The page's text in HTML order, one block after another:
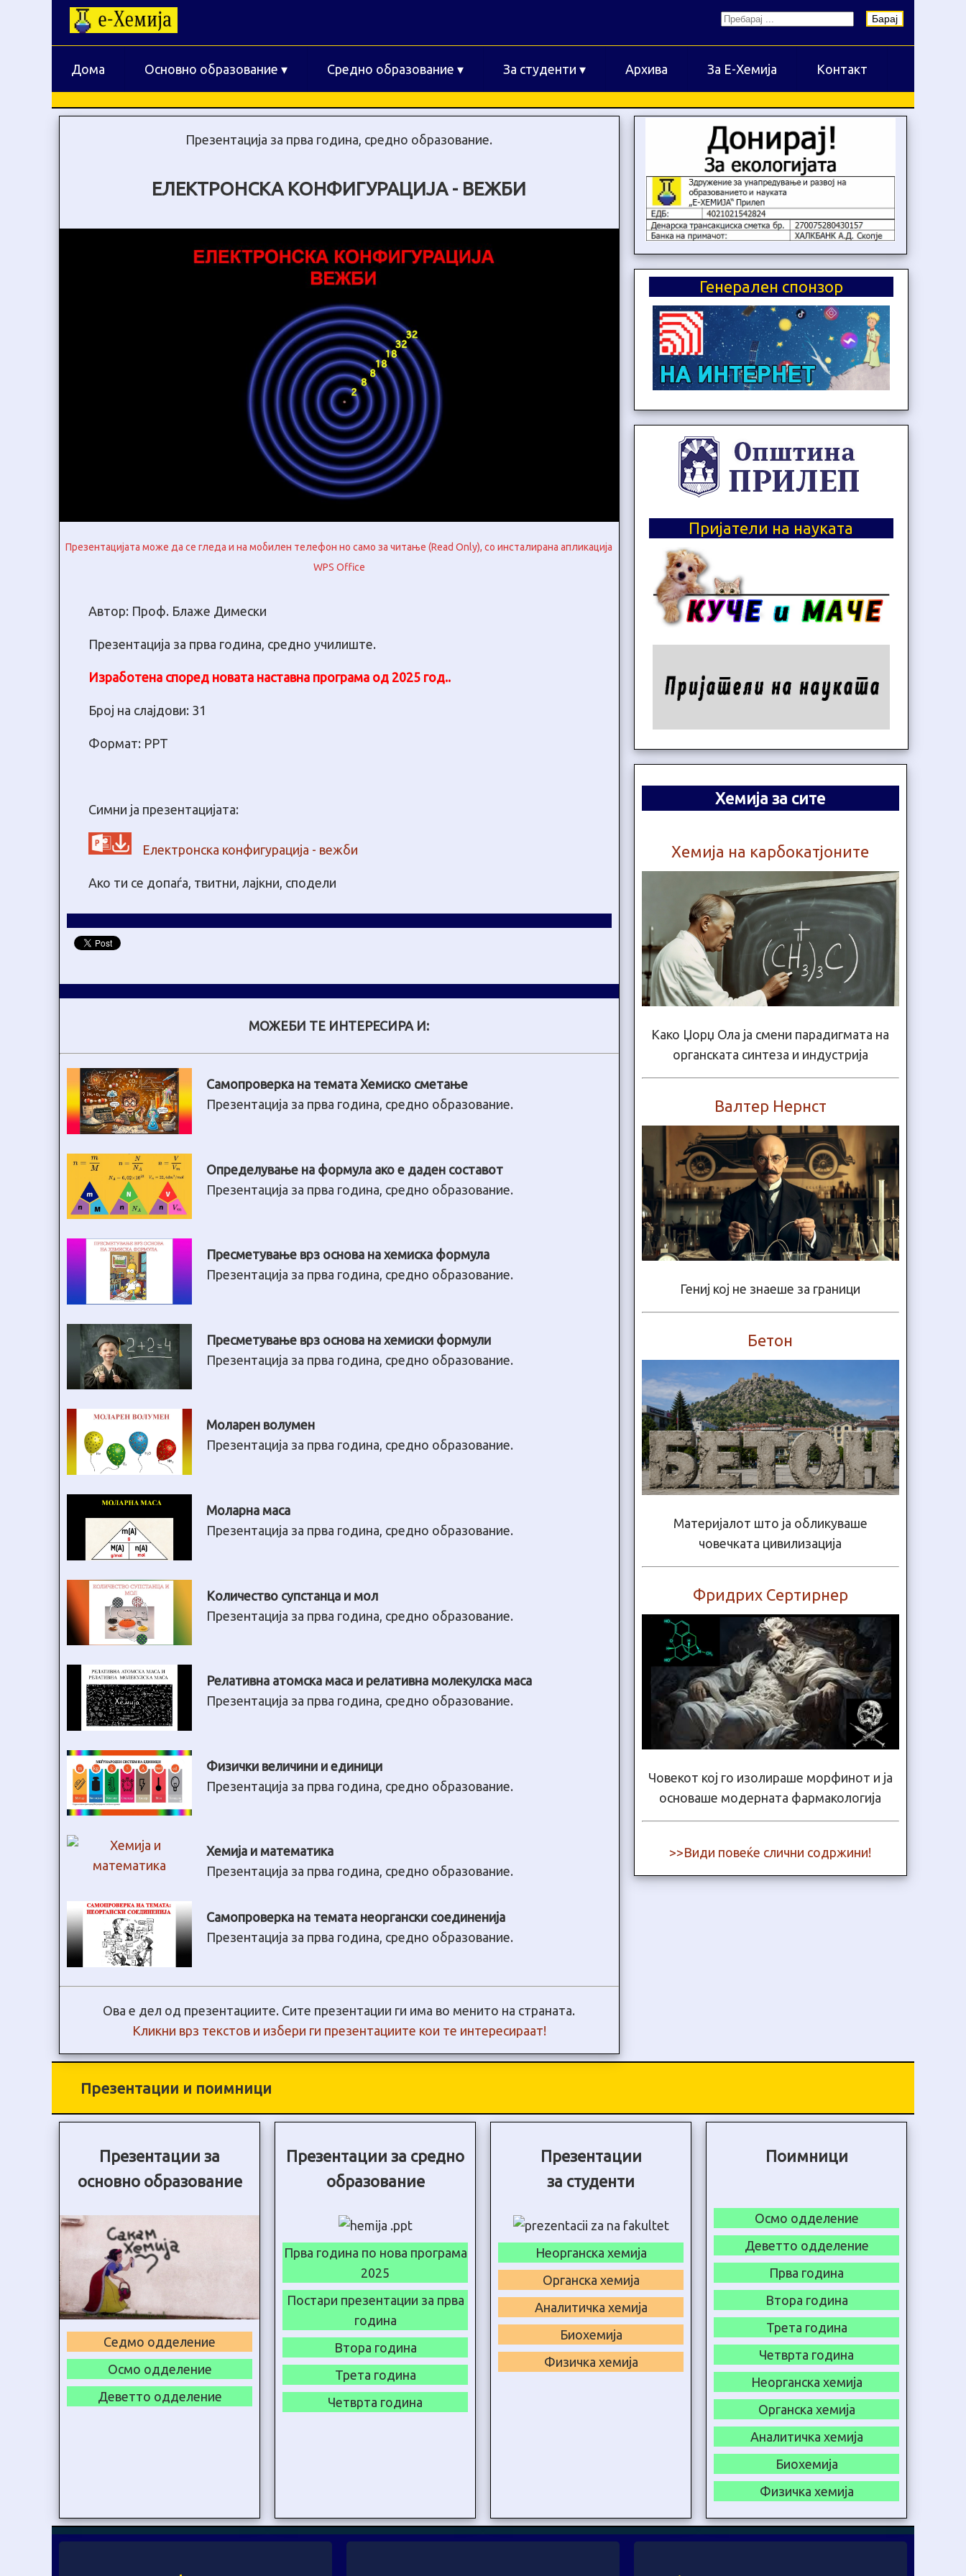
Барај
Дома Основно образование ▾ Средно образование ▾ За студенти ▾ Архива За Е-Хемија Контакт
Презентација за прва година, средно образование.
ЕЛЕКТРОНСКА КОНФИГУРАЦИЈА - ВЕЖБИ
Презентацијата може да се гледа и на мобилен телефон но само за читање (Read Only), со инсталирана апликација
WPS Office
Автор: Проф. Блаже Димески
Презентација за прва година, средно училиште.
Изработена според новата наставна програма од 2025 год..
Број на слајдови: 31
Формат: PPT
Симни ја презентацијата:
Електронска конфигурација - вежби
Ако ти се допаѓа, твитни, лајкни, сподели
МОЖЕБИ ТЕ ИНТЕРЕСИРА И:
Самопроверка на темата Хемиско сметање
Презентација за прва година, средно образование.
Определување на формула ако е даден составот
Презентација за прва година, средно образование.
Пресметување врз основа на хемискa формулa
Презентација за прва година, средно образование.
Пресметување врз основа на хемиски формули
Презентација за прва година, средно образование.
Моларен волумен
Презентација за прва година, средно образование.
Моларна маса
Презентација за прва година, средно образование.
Количество супстанца и мол
Презентација за прва година, средно образование.
Релативна атомска маса и релативна молекулска маса
Презентација за прва година, средно образование.
Физички величини и единици
Презентација за прва година, средно образование.
Хемија и математика
Презентација за прва година, средно образование.
Самопроверка на темата неоргански соединенија
Презентација за прва година, средно образование.
Ова е дел од презентациите. Сите презентации ги има во менито на страната.
Кликни врз текстов и избери ги презентациите кои те интересираат!
Генерален спонзор
Пријатели на науката
Хемија за сите
Хемија на карбокатјоните
Како Џорџ Ола ја смени парадигмата на
органската синтеза и индустрија
Валтер Нернст
Гениј кој не знаеше за граници
Бетон
Материјалот што ја обликуваше
човечката цивилизација
Фридрих Сертирнер
Човекот кој го изолираше морфинот и ја
основаше модерната фармакологија
>>Види повеќе слични содржини!
Презентации и поимници
Презентации за
основно образование
Седмо одделение
Осмо одделение
Деветто одделение
Презентации за средно
образование
Прва година по нова програма
2025
Постари презентации за прва
година
Втора година
Трета година
Четврта година
Презентации
за студенти
Неорганска хемија
Органска хемија
Аналитичка хемија
Биохемија
Физичка хемија
Поимници
Осмо одделение
Деветто одделение
Прва година
Втора година
Трета година
Четврта година
Неорганска хемија
Органска хемија
Аналитичка хемија
Биохемија
Физичка хемија